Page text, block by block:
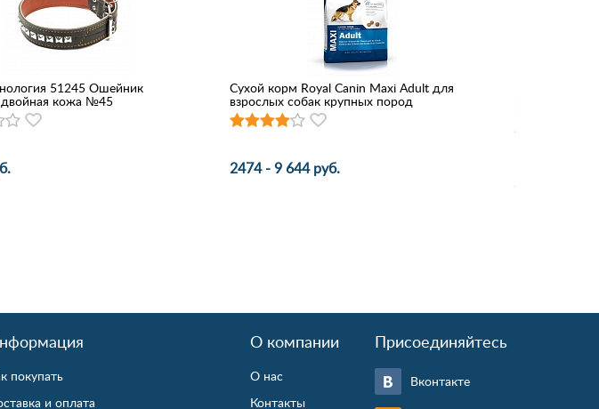
51245 Ошейник
кожа №45
Сухой корм Royal Canin Maxi Adult для
взрослых собак крупных пород
2474 - 9 644 руб.
250 руб.
покупать
и оплата
О компании
О нас
Контакты
Присоединяйтесь
Вконтакте